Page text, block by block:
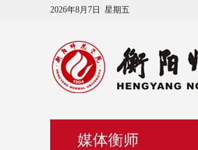
2026年8月7日 星期五
媒体衡师